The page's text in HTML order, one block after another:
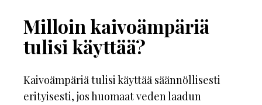
Milloin kaivoämpäriä
tulisi käyttää?
Kaivoämpäriä tulisi käyttää säännöllisesti
erityisesti, jos huomaat veden laadun